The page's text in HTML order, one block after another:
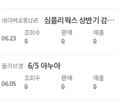
네이버쇼핑LIVE 심플리웍스 상반기 감사제 빅세일⭐️ 베스트템 반값 특가+굿유자밤 론칭🍋
06.23
조회수
🔒
판매
🔒
매출
🔒
올리브영 6/5 아누아
06.05
조회수
🔒
판매
🔒
매출
🔒